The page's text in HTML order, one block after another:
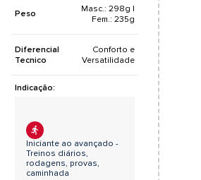
Peso
Masc.: 298g |
Fem.: 235g
Diferencial
Tecnico
Conforto e
Versatilidade
Indicação:
Iniciante ao avançado -
Treinos diários,
rodagens, provas,
caminhada